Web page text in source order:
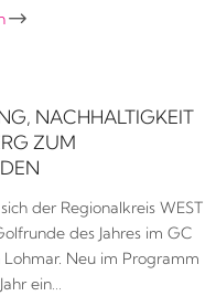

NACHHALTIGKEIT
ZUM
der Regionalkreis WEST
des Jahres im GC
Lohmar. Neu im Programm
ein…